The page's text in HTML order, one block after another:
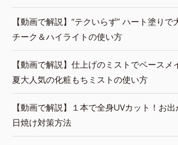
【動画で解説】“テクいらず” ハート塗りで
チーク＆ハイライトの使い方
【動画で解説】仕上げのミストでベース
夏大人気の化粧もちミストの使い方
【動画で解説】１本で全身UVカット！お
日焼け対策方法